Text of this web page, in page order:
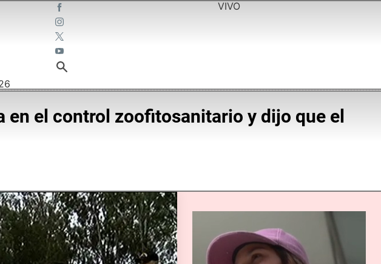
VIVO
en el control zoofitosanitario y dijo que el